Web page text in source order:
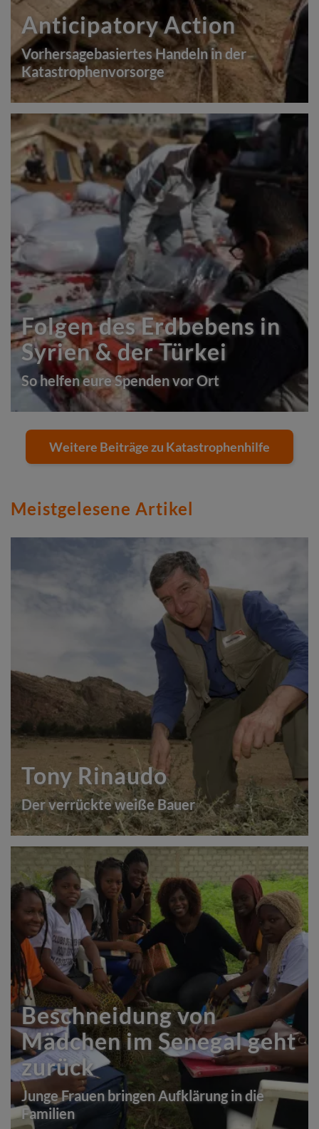
Anticipatory Action
Vorhersagebasiertes Handeln in der
Katastrophenvorsorge
Folgen des Erdbebens in
Syrien & der Türkei
So helfen eure Spenden vor Ort
Weitere Beiträge zu Katastrophenhilfe
Meistgelesene Artikel
Tony Rinaudo
Der verrückte weiße Bauer
Beschneidung von
Mädchen im Senegal geht
zurück
Junge Frauen bringen Aufklärung in die
Familien